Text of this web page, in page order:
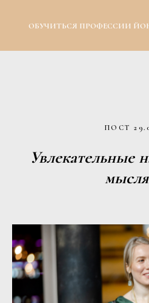
ОБУЧИТЬСЯ ПРОФЕССИИ
ПОСТ
Увлекательные